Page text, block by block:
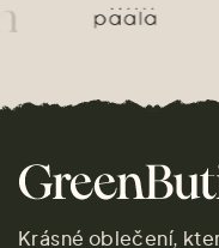
Krásné oblečení,